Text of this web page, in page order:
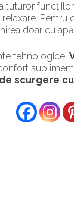
tuturor
doar cu
tehnologice:
scurgere